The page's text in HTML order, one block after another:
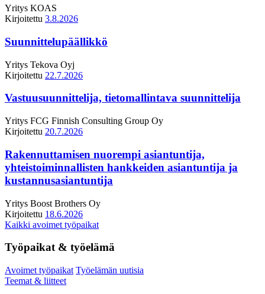
Yritys KOAS
Kirjoitettu 3.8.2026
Suunnittelupäällikkö
Yritys Tekova Oyj
Kirjoitettu 22.7.2026
Vastuusuunnittelija, tietomallintava suunnittelija
Yritys FCG Finnish Consulting Group Oy
Kirjoitettu 20.7.2026
Rakennuttamisen nuorempi asiantuntija,
yhteistoiminnallisten hankkeiden asiantuntija ja
kustannusasiantuntija
Yritys Boost Brothers Oy
Kirjoitettu 18.6.2026
Kaikki avoimet työpaikat
Työpaikat & työelämä
Avoimet työpaikat Työelämän uutisia
Teemat & liitteet